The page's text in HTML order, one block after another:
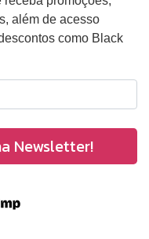
além de acesso
como Black